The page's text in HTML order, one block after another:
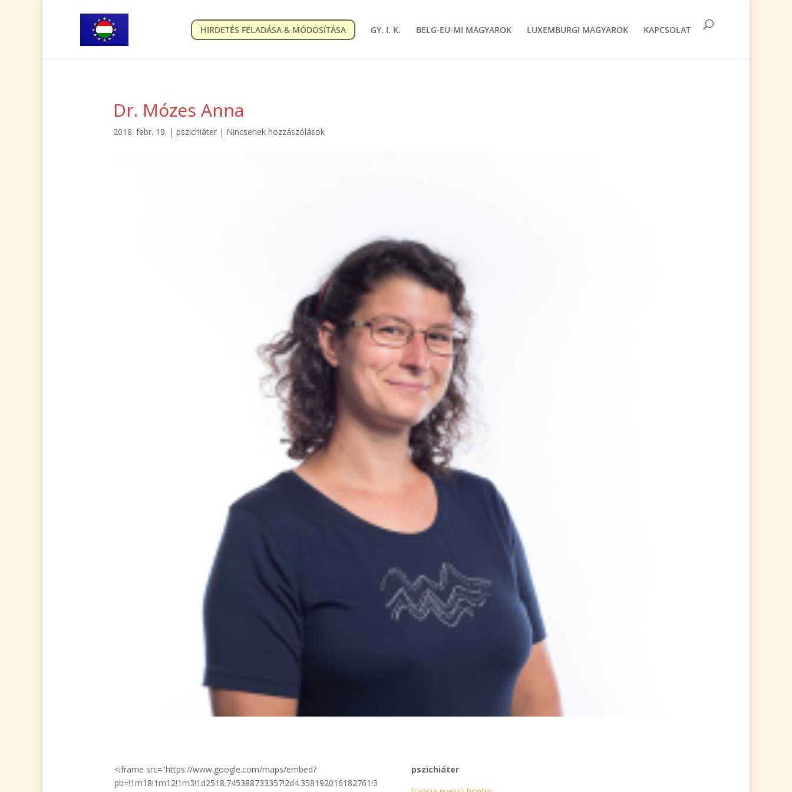
HIRDETÉS FELADÁSA & MÓDOSÍTÁSA GY. I. K. BELG-EU-MI MAGYAROK LUXEMBURGI MAGYAROK KAPCSOLAT
Dr. Mózes Anna
2018. febr. 19. | pszichiáter | Nincsenek hozzászólások
<iframe src="https://www.google.com/maps/embed?
pb=!1m18!1m12!1m3!1d2518.745388733357!2d4.358192016182761!3
pszichiáter